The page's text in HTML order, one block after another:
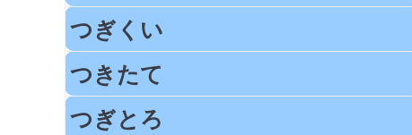
つぎくい
つきたて
つぎとろ